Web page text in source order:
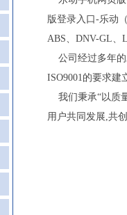
版登录入口-乐动
ABS、DNV-GL、
公司经过多年的
ISO9001的要求建
我们秉承“以质
用户共同发展,共